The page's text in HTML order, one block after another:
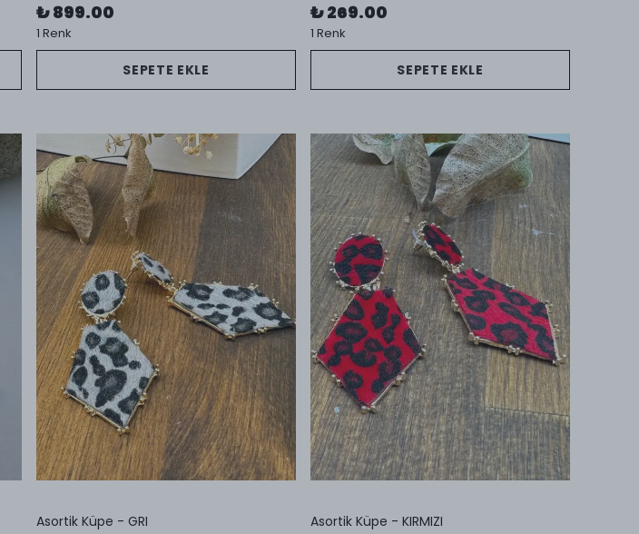
₺ 899.00
1 Renk
SEPETE EKLE
₺ 269.00
1 Renk
SEPETE EKLE
Asortik Küpe - GRI Asortik Küpe - KIRMIZI